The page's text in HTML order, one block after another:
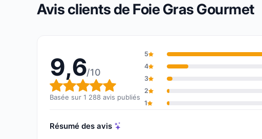
Avis clients de Foie Gras Gourmet
9,6/10
Note globale : 9,6 sur 10
Basée sur 1 288 avis publiés
5
4
3
2
1
Résumé des avis